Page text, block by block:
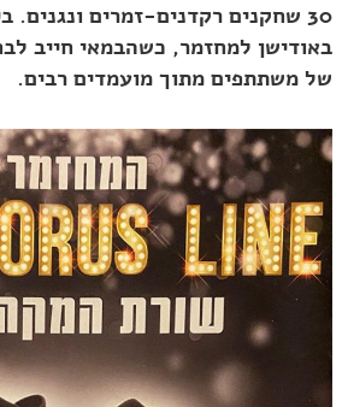
30 שחקנים רקדנים-זמרים ונגנים.
באודישן למחזמר, כשהבמאי חייב
של משתתפים מתוך מועמדים רבים.